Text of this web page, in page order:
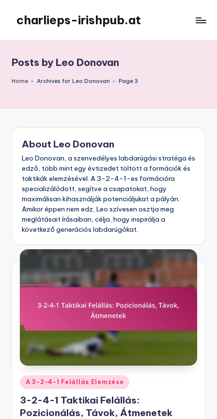
content
charlieps-irishpub.at
Posts by Leo Donovan
Home - Archives for Leo Donovan - Page 3
About Leo Donovan
Leo Donovan, a szenvedélyes labdarúgási stratéga és
edző, több mint egy évtizedet töltött a formációk és
taktikák elemzésével. A 3-2-4-1-es formációra
specializálódott, segítve a csapatokat, hogy
maximálisan kihasználják potenciáljukat a pályán.
Amikor éppen nem edz, Leo szívesen osztja meg
meglátásait írásaiban, célja, hogy inspirálja a
következő generációs labdarúgókat.
Posted
in
A 3-2-4-1 Felállás Elemzése
3-2-4-1 Taktikai Felállás:
Pozicionálás, Távok, Átmenetek